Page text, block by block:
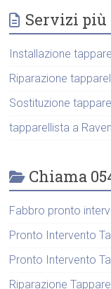
Servizi
Installazione
Riparazione
Sostituzione
tapparellista a
Chiama
Fabbro pronto
Pronto Intervento
Pronto Intervento
Riparazione